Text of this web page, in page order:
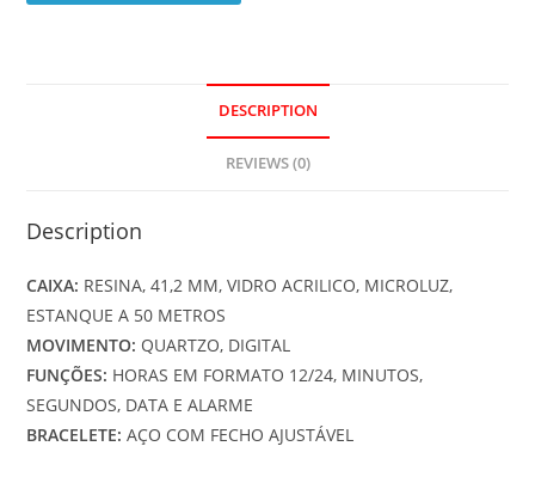
DESCRIPTION
REVIEWS (0)
Description
CAIXA: RESINA, 41,2 MM, VIDRO ACRILICO, MICROLUZ,
ESTANQUE A 50 METROS
MOVIMENTO: QUARTZO, DIGITAL
FUNÇÕES: HORAS EM FORMATO 12/24, MINUTOS,
SEGUNDOS, DATA E ALARME
BRACELETE: AÇO COM FECHO AJUSTÁVEL